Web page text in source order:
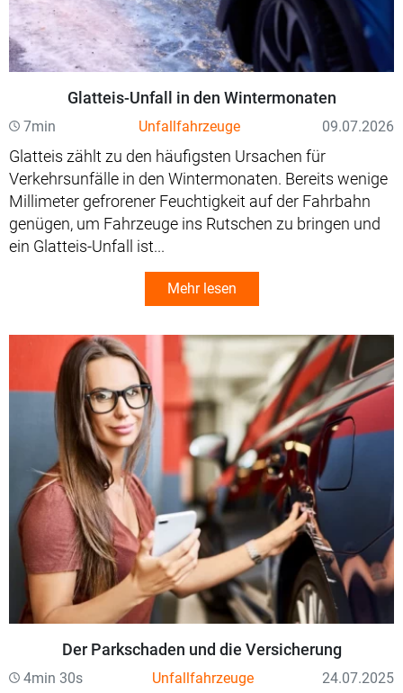
Glatteis-Unfall in den Wintermonaten
7min Unfallfahrzeuge 09.07.2026
Glatteis zählt zu den häufigsten Ursachen für
Verkehrsunfälle in den Wintermonaten. Bereits wenige
Millimeter gefrorener Feuchtigkeit auf der Fahrbahn
genügen, um Fahrzeuge ins Rutschen zu bringen und
ein Glatteis-Unfall ist...
Mehr lesen
Der Parkschaden und die Versicherung
4min 30s Unfallfahrzeuge 24.07.2025